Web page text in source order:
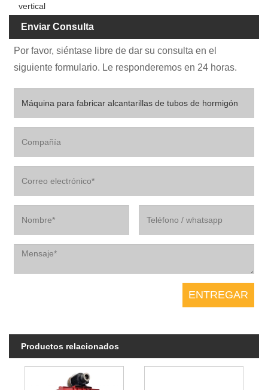
vertical
Enviar Consulta
Por favor, siéntase libre de dar su consulta en el
siguiente formulario. Le responderemos en 24 horas.
Productos relacionados